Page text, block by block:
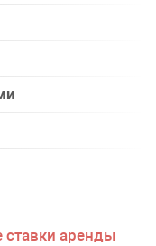
аренды